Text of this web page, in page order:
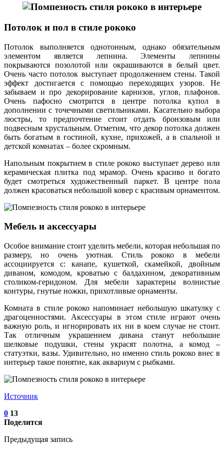
Потолок и пол в стиле рококо
Потолок выполняется однотонным, однако обязательным
элементом является лепнина. Элементы лепнины
покрываются позолотой или окрашиваются в белый цвет.
Очень часто потолок выступает продолжением стены. Такой
эффект достигается с помощью переходящих узоров. Не
забываем и про декорирование карнизов, углов, плафонов.
Очень пафосно смотрится в центре потолка купол в
дополнении с точечными светильниками. Касательно выбора
люстры, то предпочтение стоит отдать бронзовым или
подвесным хрустальным. Отметим, что декор потолка должен
быть богатым в гостиной, кухне, прихожей, а в спальной и
детской комнатах – более скромным.
Напольным покрытием в стиле рококо выступает дерево или
керамическая плитка под мрамор. Очень красиво и богато
будет смотреться художественный паркет. В центре пола
должен красоваться небольшой ковер с красивым орнаментом.
Мебель и аксессуары
Особое внимание стоит уделить мебели, которая небольшая по
размеру, но очень уютная. Стиль рококо в мебели
ассоциируется с: канапе, кушеткой, скамейкой, двойным
диваном, комодом, кроватью с балдахином, декоративным
столиком-геридоном. Для мебели характерны волнистые
контуры, гнутые ножки, прихотливые орнаменты.
Комната в стиле рококо напоминает небольшую шкатулку с
драгоценностями. Аксессуары в этом стиле играют очень
важную роль, и игнорировать их ни в коем случае не стоит.
Так отличным украшением дивана станут небольшие
шелковые подушки, стены украсят полотна, а комод –
статуэтки, вазы. Удивительно, но именно стиль рококо внес в
интерьер такое понятие, как аквариум с рыбками.
Источник
0 13
Поделится
Предыдущая запись